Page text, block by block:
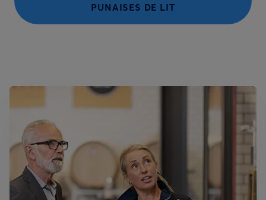
PUNAISES DE LIT